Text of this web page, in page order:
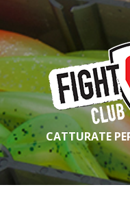
CATTURATE